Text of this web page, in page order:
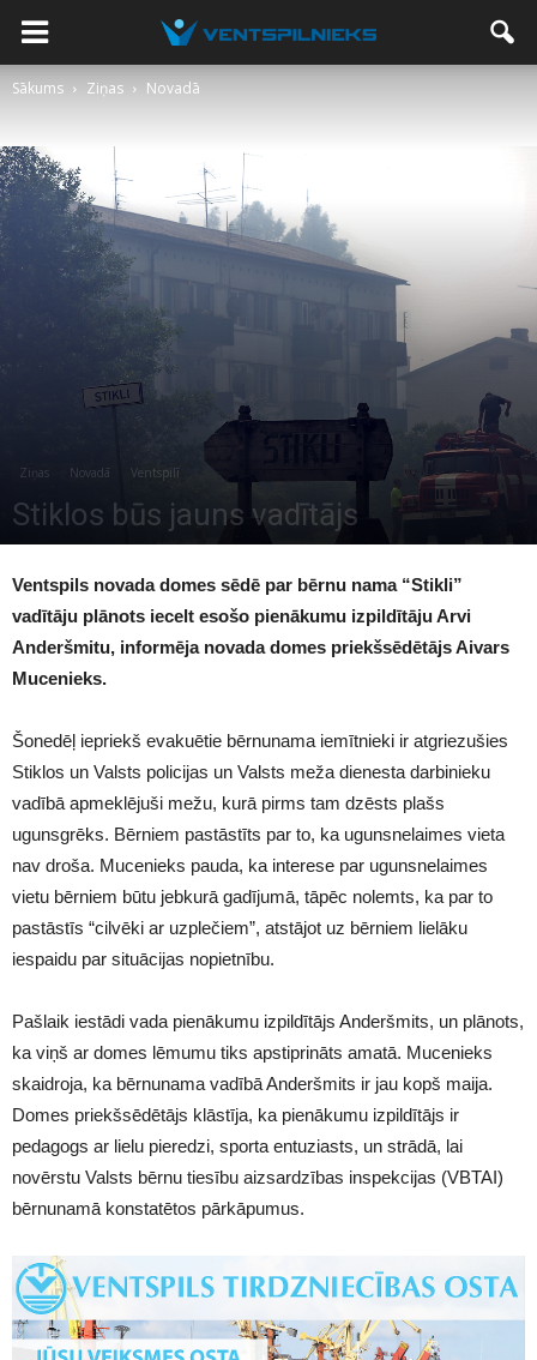
Sākums Ziņas Novadā
Ziņas Novadā Ventspilī
Stiklos būs jauns vadītājs
Ventspils novada domes sēdē par bērnu nama “Stikli”
vadītāju plānots iecelt esošo pienākumu izpildītāju Arvi
Anderšmitu, informēja novada domes priekšsēdētājs Aivars
Mucenieks.
Šonedēļ iepriekš evakuētie bērnunama iemītnieki ir atgriezušies
Stiklos un Valsts policijas un Valsts meža dienesta darbinieku
vadībā apmeklējuši mežu, kurā pirms tam dzēsts plašs
ugunsgrēks. Bērniem pastāstīts par to, ka ugunsnelaimes vieta
nav droša. Mucenieks pauda, ka interese par ugunsnelaimes
vietu bērniem būtu jebkurā gadījumā, tāpēc nolemts, ka par to
pastāstīs “cilvēki ar uzplečiem”, atstājot uz bērniem lielāku
iespaidu par situācijas nopietnību.
Pašlaik iestādi vada pienākumu izpildītājs Anderšmits, un plānots,
ka viņš ar domes lēmumu tiks apstiprināts amatā. Mucenieks
skaidroja, ka bērnunama vadībā Anderšmits ir jau kopš maija.
Domes priekšsēdētājs klāstīja, ka pienākumu izpildītājs ir
pedagogs ar lielu pieredzi, sporta entuziasts, un strādā, lai
novērstu Valsts bērnu tiesību aizsardzības inspekcijas (VBTAI)
bērnunamā konstatētos pārkāpumus.